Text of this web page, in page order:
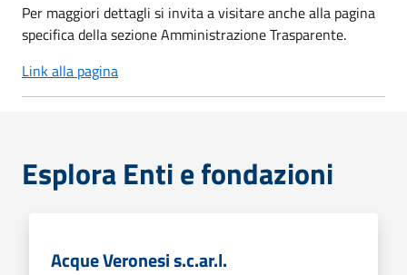
Per maggiori dettagli si invita a visitare anche alla pagina
specifica della sezione Amministrazione Trasparente.
Link alla pagina
Esplora Enti e fondazioni
Acque Veronesi s.c.ar.l.